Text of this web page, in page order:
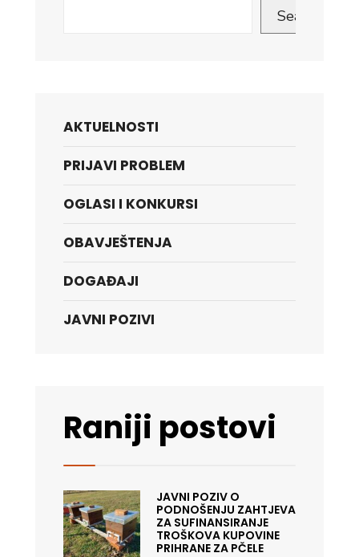
Search
AKTUELNOSTI
PRIJAVI PROBLEM
OGLASI I KONKURSI
OBAVJEŠTENJA
DOGAĐAJI
JAVNI POZIVI
Raniji postovi
JAVNI POZIV O
PODNOŠENJU ZAHTJEVA
ZA SUFINANSIRANJE
TROŠKOVA KUPOVINE
PRIHRANE ZA PČELE